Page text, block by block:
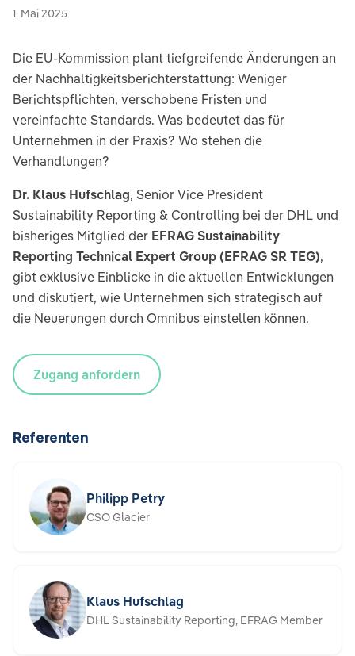
1. Mai 2025
Die EU-Kommission plant tiefgreifende Änderungen an
der Nachhaltigkeitsberichterstattung: Weniger
Berichtspflichten, verschobene Fristen und
vereinfachte Standards. Was bedeutet das für
Unternehmen in der Praxis? Wo stehen die
Verhandlungen?
Dr. Klaus Hufschlag, Senior Vice President
Sustainability Reporting & Controlling bei der DHL und
bisheriges Mitglied der EFRAG Sustainability
Reporting Technical Expert Group (EFRAG SR TEG),
gibt exklusive Einblicke in die aktuellen Entwicklungen
und diskutiert, wie Unternehmen sich strategisch auf
die Neuerungen durch Omnibus einstellen können.
Zugang anfordern
Referenten
Philipp Petry
CSO Glacier
Klaus Hufschlag
DHL Sustainability Reporting, EFRAG Member